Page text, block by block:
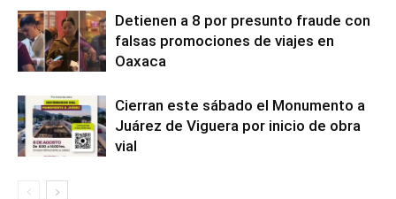
Detienen a 8 por presunto fraude con
falsas promociones de viajes en
Oaxaca
Cierran este sábado el Monumento a
Juárez de Viguera por inicio de obra
vial